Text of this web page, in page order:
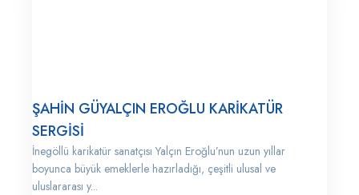
ŞAHİN GÜYALÇIN EROĞLU KARİKATÜR
SERGİSİ
İnegöllü karikatür sanatçısı Yalçın Eroğlu’nun uzun yıllar
boyunca büyük emeklerle hazırladığı, çeşitli ulusal ve
uluslararası y...